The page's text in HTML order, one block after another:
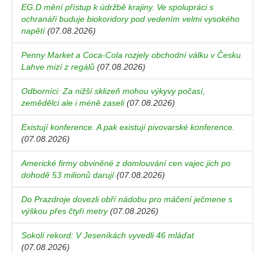
EG.D mění přístup k údržbě krajiny. Ve spolupráci s
ochranáři buduje biokoridory pod vedením velmi vysokého
napětí(07.08.2026)
Penny Market a Coca-Cola rozjely obchodní válku v Česku.
Lahve mizí z regálů (07.08.2026)
Odborníci: Za nižší sklizeň mohou výkyvy počasí,
zemědělci ale i méně zaseli(07.08.2026)
Existují konference. A pak existují pivovarské konference.
(07.08.2026)
Americké firmy obviněné z domlouvání cen vajec jich po
dohodě 53 milionů darují(07.08.2026)
Do Prazdroje dovezli obří nádobu pro máčení ječmene s
výškou přes čtyři metry(07.08.2026)
Sokolí rekord: V Jeseníkách vyvedli 46 mláďat
(07.08.2026)